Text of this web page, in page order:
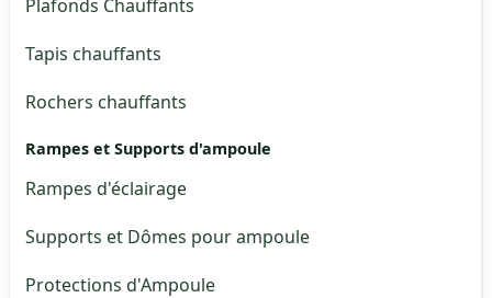
Plafonds Chauffants
Tapis chauffants
Rochers chauffants
Rampes et Supports d'ampoule
Rampes d'éclairage
Supports et Dômes pour ampoule
Protections d'Ampoule